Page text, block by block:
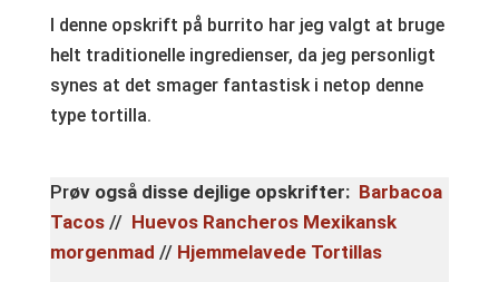
I denne opskrift på burrito har jeg valgt at bruge
helt traditionelle ingredienser, da jeg personligt
synes at det smager fantastisk i netop denne
type tortilla.
Prøv også disse dejlige opskrifter: Barbacoa
Tacos // Huevos Rancheros Mexikansk
morgenmad // Hjemmelavede Tortillas